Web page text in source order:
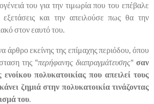
του για την τιμωρία που του επέβαλε
εξετάσεις και την απειλούσε πως θα την
στον εαυτό του.
εκείνης της επίμαχης περιόδου, όπου
της "περήφανης διαπραγμάτευσης" σαν
πολυκατοικίας που απειλεί τους
ζημιά στην πολυκατοικία τινάζοντας
του.